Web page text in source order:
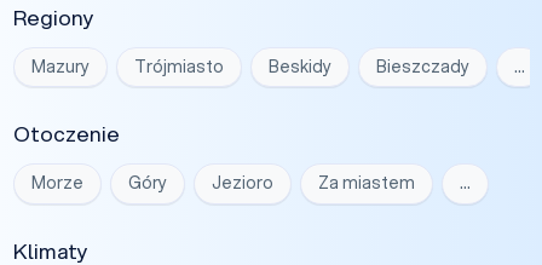
Regiony
Mazury Trójmiasto Beskidy Bieszczady …
Otoczenie
Morze Góry Jezioro Za miastem …
Klimaty